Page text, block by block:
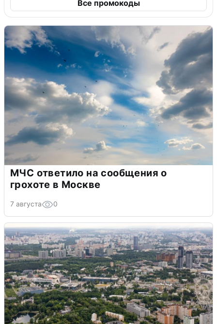
Все промокоды
МЧС ответило на сообщения о
грохоте в Москве
7 августа 0